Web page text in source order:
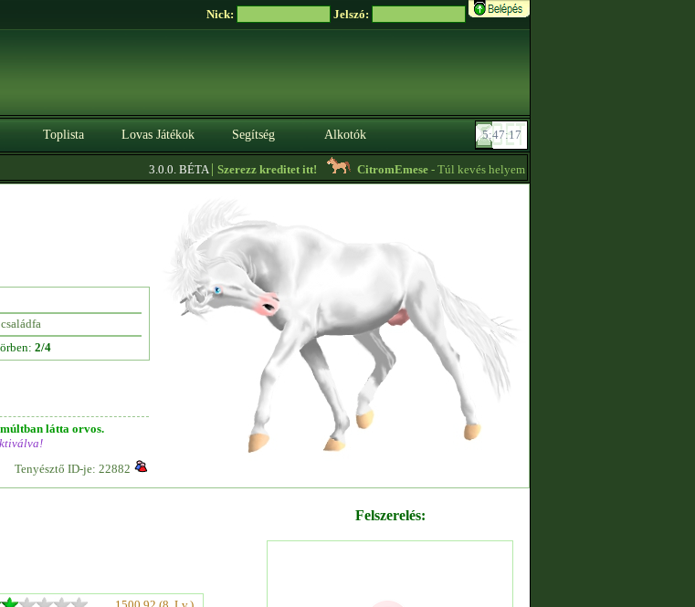
Nick: Jelszó:
Toplista Lovas Játékok Segítség Alkotók
3.0.0. BÉTA|Szerezz kreditet itt! CitromEmese- Túl kevés helyem van, így alapáron tiéd lehetnek a
családfa
2/4
látta orvos.
Tenyésztő ID-je: 22882
Felszerelés: